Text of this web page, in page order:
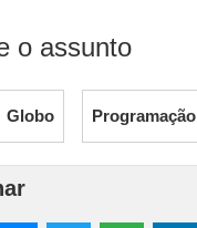
o assunto
Globo Programação